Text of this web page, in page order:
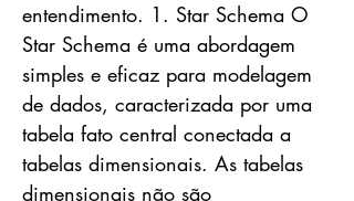
entendimento. 1. Star Schema O
Star Schema é uma abordagem
simples e eficaz para modelagem
de dados, caracterizada por uma
tabela fato central conectada a
tabelas dimensionais. As tabelas
dimensionais não são